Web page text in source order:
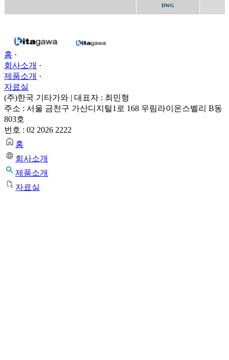
DWG
홈 ·
회사소개 ·
제품소개 ·
자료실
(주)한국 기타가와 | 대표자 : 최민형
주소 : 서울 금천구 가산디지털1로 168 우림라이온스벨리 B동
803호
번호 : 02 2026 2222
홈
회사소개
제품소개
자료실